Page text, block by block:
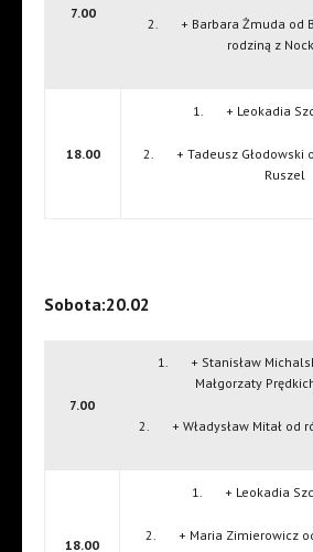
7.00
2. + Barbara Żmuda od
rodziną z
18.00
1. + Leokadia
2. + Tadeusz Głodowski
Ruszel
Sobota:20.02
7.00
1. + Stanisław
Małgorzaty
2. + Władysław Mitał od
18.00
1. + Leokadia
2. + Maria Zimierowicz od